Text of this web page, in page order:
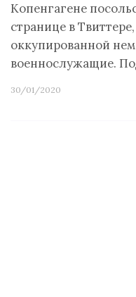
Копенгагене
странице в
оккупированной
военнослужащие.
30/01/2020